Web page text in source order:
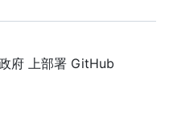
府 上部署 GitHub